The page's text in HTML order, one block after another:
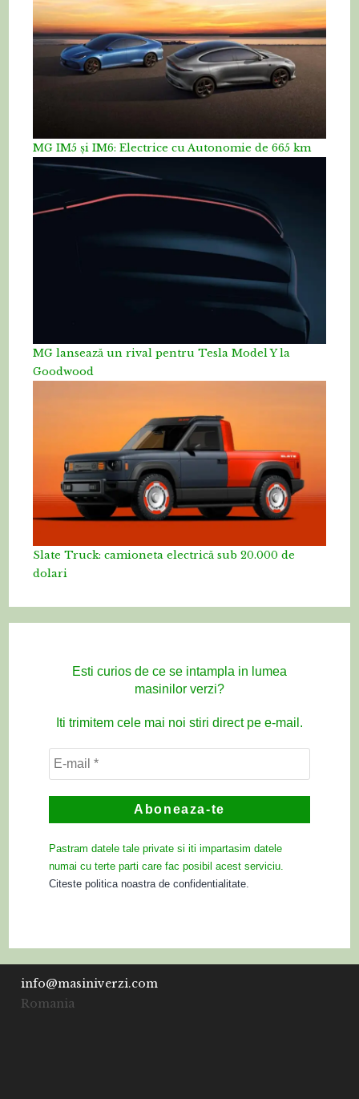
MG IM5 și IM6: Electrice cu Autonomie de 665 km
MG lansează un rival pentru Tesla Model Y la
Goodwood
Slate Truck: camioneta electrică sub 20.000 de
dolari
Esti curios de ce se intampla in lumea
masinilor verzi?
Iti trimitem cele mai noi stiri direct pe e-mail.
Pastram datele tale private si iti impartasim datele
numai cu terte parti care fac posibil acest serviciu.
Citeste politica noastra de confidentialitate.
info@masiniverzi.com
Romania